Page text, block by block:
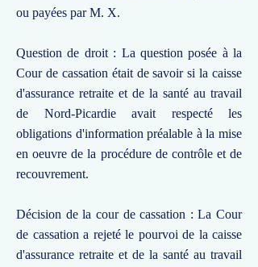
ou payées par M. X.
Question de droit : La question posée à la
Cour de cassation était de savoir si la caisse
d'assurance retraite et de la santé au travail
de Nord-Picardie avait respecté les
obligations d'information préalable à la mise
en oeuvre de la procédure de contrôle et de
recouvrement.
Décision de la cour de cassation : La Cour
de cassation a rejeté le pourvoi de la caisse
d'assurance retraite et de la santé au travail